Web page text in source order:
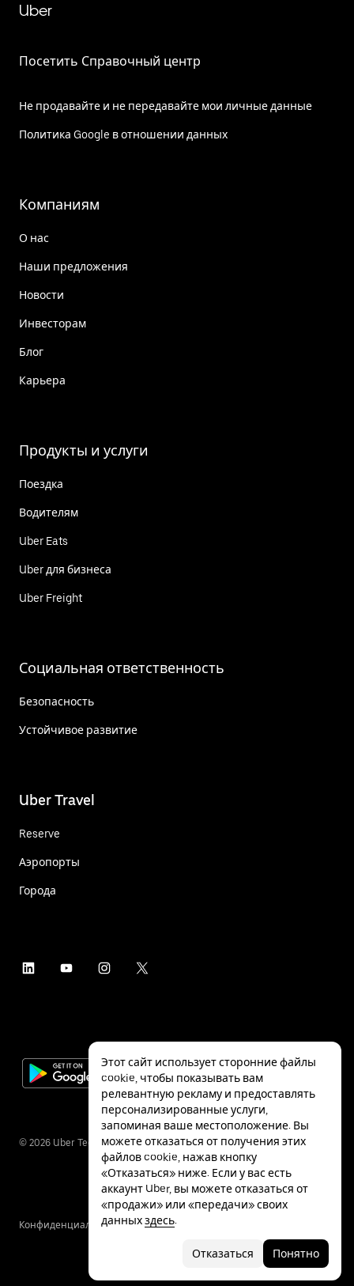
Uber
Посетить Справочный центр
Не продавайте и не передавайте мои личные данные
Политика Google в отношении данных
Компаниям
О нас
Наши предложения
Новости
Инвесторам
Блог
Карьера
Продукты и услуги
Поездка
Водителям
Uber Eats
Uber для бизнеса
Uber Freight
Социальная ответственность
Безопасность
Устойчивое развитие
Uber Travel
Reserve
Аэропорты
Города
© 2026 Uber Technologies Inc.
КонфиденциальностьСпециальные
Этот сайт использует сторонние файлы
cookie, чтобы показывать вам
релевантную рекламу и предоставлять
персонализированные услуги,
запоминая ваше местоположение. Вы
можете отказаться от получения этих
файлов cookie, нажав кнопку
«Отказаться» ниже. Если у вас есть
аккаунт Uber, вы можете отказаться от
«продажи» или «передачи» своих
данныхздесь.
Отказаться Понятно